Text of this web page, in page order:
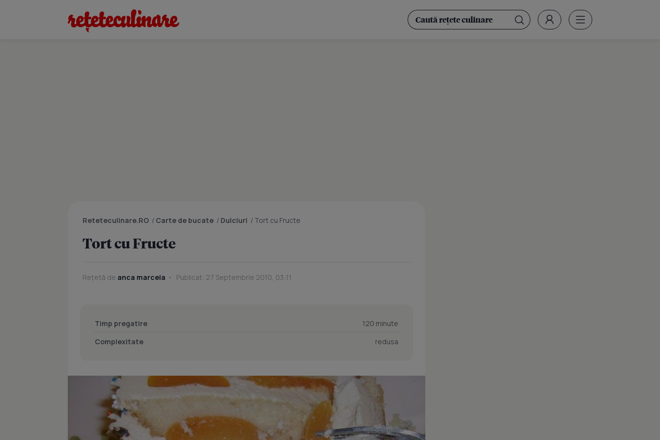
Reteteculinare.RO / Carte de bucate / Dulciuri / Tort cu Fructe
Tort cu Fructe
Rețetă de anca marcela Publicat: 27 Septembrie 2010, 03:11
Timp pregatire
120 minute
Complexitate
redusa